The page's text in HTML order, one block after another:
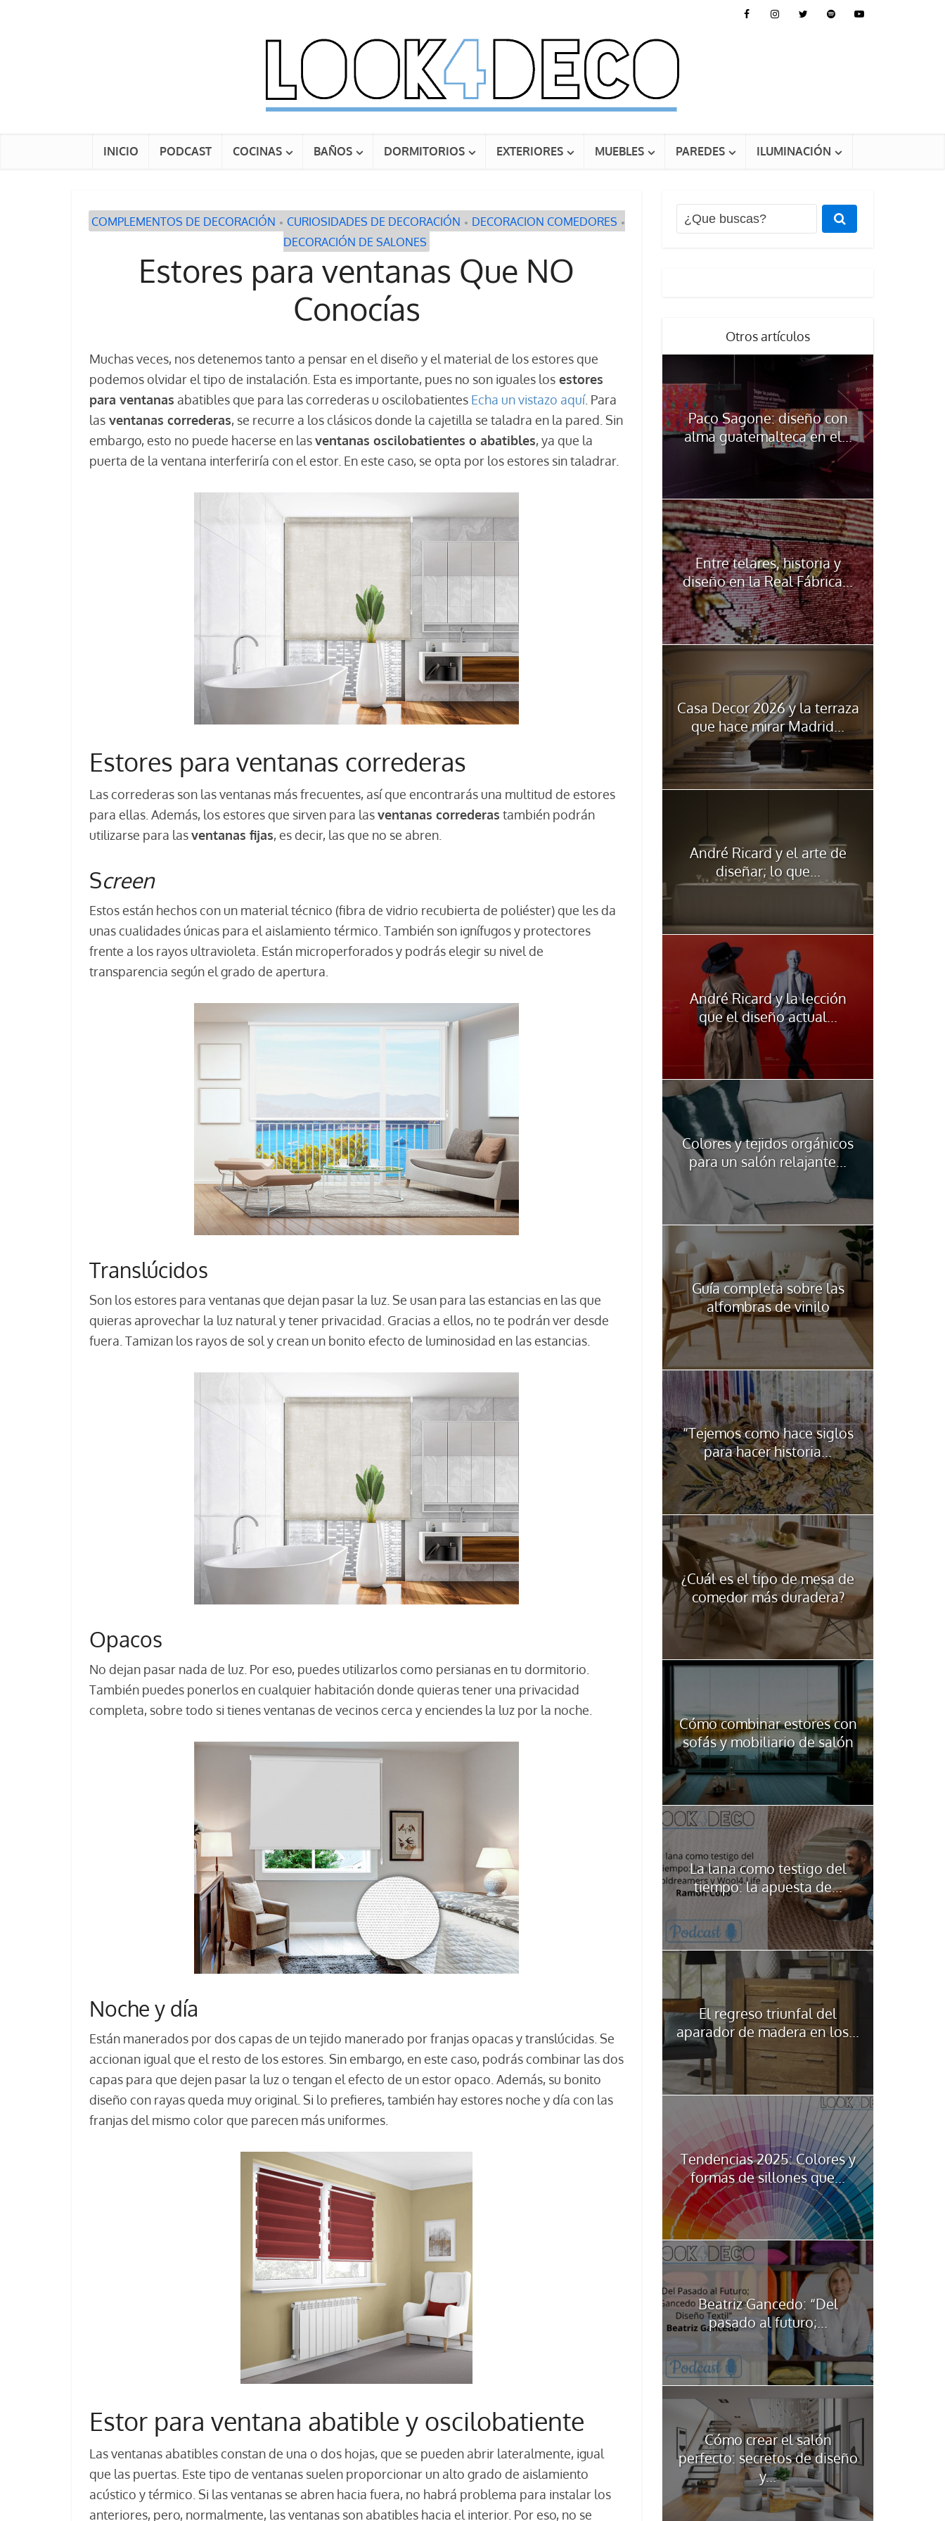
INICIO PODCAST COCINAS BAÑOS DORMITORIOS EXTERIORES MUEBLES PAREDES ILUMINACIÓN
COMPLEMENTOS DE DECORACIÓN • CURIOSIDADES DE DECORACIÓN • DECORACION COMEDORES •
DECORACIÓN DE SALONES
Estores para ventanas Que NO
Conocías
Muchas veces, nos detenemos tanto a pensar en el diseño y el material de los estores que
podemos olvidar el tipo de instalación. Esta es importante, pues no son iguales los estores
para ventanas abatibles que para las correderas u oscilobatientes Echa un vistazo aquí. Para
las ventanas correderas, se recurre a los clásicos donde la cajetilla se taladra en la pared. Sin
embargo, esto no puede hacerse en lasventanas oscilobatientes o abatibles, ya que la
puerta de la ventana interferiría con el estor. En este caso, se opta por los estores sin taladrar.
Estores para ventanas correderas
Las correderas son las ventanas más frecuentes, así que encontrarás una multitud de estores
para ellas. Además, los estores que sirven para lasventanas correderas también podrán
utilizarse para lasventanas fijas, es decir, las que no se abren.
Screen
Estos están hechos con un material técnico (fibra de vidrio recubierta de poliéster) que les da
unas cualidades únicas para el aislamiento térmico. También son ignífugos y protectores
frente a los rayos ultravioleta. Están microperforados y podrás elegir su nivel de
transparencia según el grado de apertura.
Translúcidos
Son los estores para ventanas que dejan pasar la luz. Se usan para las estancias en las que
quieras aprovechar la luz natural y tener privacidad. Gracias a ellos, no te podrán ver desde
fuera. Tamizan los rayos de sol y crean un bonito efecto de luminosidad en las estancias.
Opacos
No dejan pasar nada de luz. Por eso, puedes utilizarlos como persianas en tu dormitorio.
También puedes ponerlos en cualquier habitación donde quieras tener una privacidad
completa, sobre todo si tienes ventanas de vecinos cerca y enciendes la luz por la noche.
Noche y día
Están manerados por dos capas de un tejido manerado por franjas opacas y translúcidas. Se
accionan igual que el resto de los estores. Sin embargo, en este caso, podrás combinar las dos
capas para que dejen pasar la luz o tengan el efecto de un estor opaco. Además, su bonito
diseño con rayas queda muy original. Si lo prefieres, también hay estores noche y día con las
franjas del mismo color que parecen más uniformes.
Estor para ventana abatible y oscilobatiente
Las ventanas abatibles constan de una o dos hojas, que se pueden abrir lateralmente, igual
que las puertas. Este tipo de ventanas suelen proporcionar un alto grado de aislamiento
acústico y térmico. Si las ventanas se abren hacia fuera, no habrá problema para instalar los
anteriores, pero, normalmente, las ventanas son abatibles hacia el interior. Por eso, no se
Otros artículos
Paco Sagone: diseño con
alma guatemalteca en el...
Entre telares, historia y
diseño en la Real Fábrica...
Casa Decor 2026 y la terraza
que hace mirar Madrid...
André Ricard y el arte de
diseñar; lo que...
André Ricard y la lección
que el diseño actual...
Colores y tejidos orgánicos
para un salón relajante...
Guía completa sobre las
alfombras de vinilo
“Tejemos como hace siglos
para hacer historia...
¿Cuál es el tipo de mesa de
comedor más duradera?
Cómo combinar estores con
sofás y mobiliario de salón
La lana como testigo del
tiempo: la apuesta de...
El regreso triunfal del
aparador de madera en los...
Tendencias 2025: Colores y
formas de sillones que...
Beatriz Gancedo: “Del
pasado al futuro;...
Cómo crear el salón
perfecto: secretos de diseño
y...